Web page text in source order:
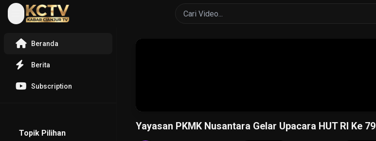
Beranda
Berita
Subscription
Topik Pilihan
Yayasan PKMK Nusantara Gelar Upacara HUT RI Ke 79